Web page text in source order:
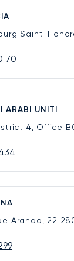
Saint-
70
ARABI UNITI
4, Office
Aranda, 22